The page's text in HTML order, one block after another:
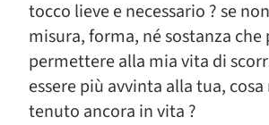
tocco lieve e necessario ? se
misura, forma, né sostanza che
permettere alla mia vita di
essere più avvinta alla tua,
tenuto ancora in vita ?